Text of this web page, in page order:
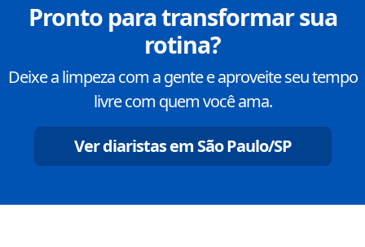
Pronto para transformar sua
rotina?
Deixe a limpeza com a gente e aproveite seu tempo
livre com quem você ama.
Ver diaristas emSão Paulo/SP